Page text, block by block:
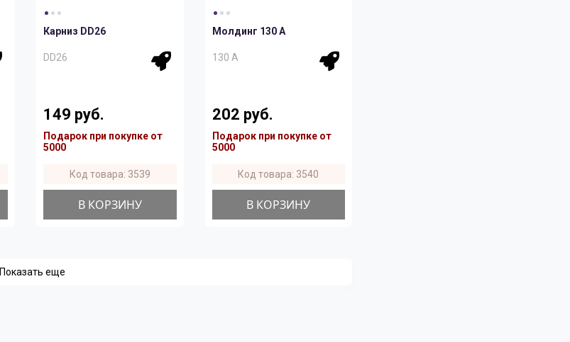
Карниз DD26
DD26
149 руб.
Подарок при покупке от
5000
Код товара: 3539
В КОРЗИНУ
Молдинг 130 A
130 A
202 руб.
Подарок при покупке от
5000
Код товара: 3540
В КОРЗИНУ
Показать еще